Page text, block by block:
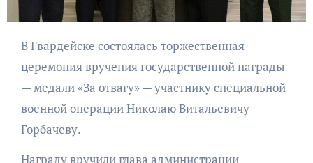
В Гвардейске состоялась торжественная
церемония вручения государственной награды
— медали «За отвагу» — участнику специальной
военной операции Николаю Витальевичу
Горбачеву.
Награду вручили глава администрации